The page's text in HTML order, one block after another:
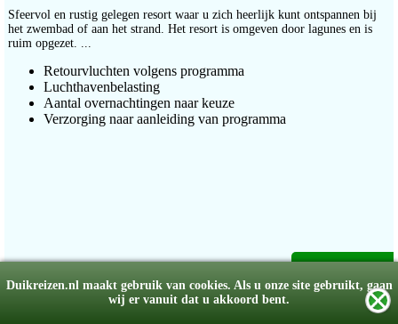
Duikreizen.nl maakt gebruik van cookies. Als u onze site gebruikt, gaan
wij er vanuit dat u akkoord bent.
Sfeervol en rustig gelegen resort waar u zich heerlijk kunt ontspannen bij
het zwembad of aan het strand. Het resort is omgeven door lagunes en is
ruim opgezet. ...
Retourvluchten volgens programma
Luchthavenbelasting
Aantal overnachtingen naar keuze
Verzorging naar aanleiding van programma